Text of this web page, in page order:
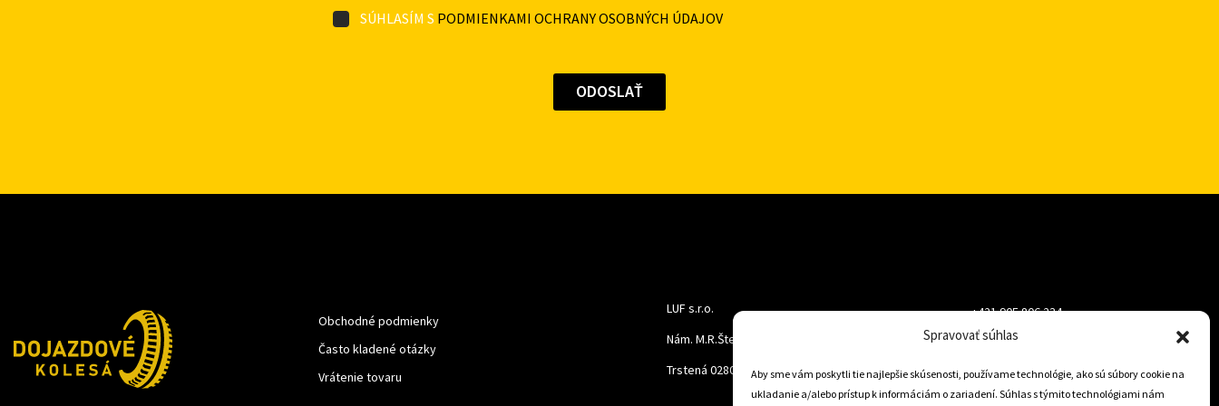
Spravovať súhlas
Aby sme vám poskytli tie najlepšie skúsenosti, používame technológie, ako sú súbory cookie na
ukladanie a/alebo prístup k informáciám o zariadení. Súhlas s týmito technológiami nám
SÚHLASÍM S PODMIENKAMI OCHRANY OSOBNÝCH ÚDAJOV
Obchodné podmienky
Často kladené otázky
Vrátenie tovaru
LUF s.r.o.
Nám. M.R.Štefanika 518,
Trstená 02801
+421 905 806 234
info@dojazdovekolesa.com